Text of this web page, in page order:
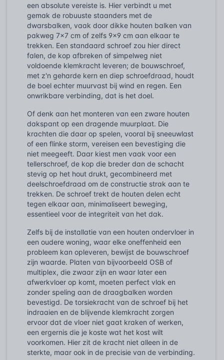
een absolute vereiste is. Hier verbindt u met
gemak de robuuste staanders met de
dwarsbalken, vaak door dikke houten balken van
pakweg 7x7 cm of zelfs 9x9 cm aan elkaar te
trekken. Een standaard schroef zou hier direct
falen, de kop afbreken of simpelweg niet
voldoende klemkracht leveren; de bouwschroef,
met z'n geharde kern en diep schroefdraad, houdt
de boel echter muurvast bij wind en regen. Een
onwrikbare verbinding, dat is het doel.
Of denk aan het monteren van een zware houten
dakspant op een dragende muurplaat. Die
krachten die daar op spelen, vooral bij sneeuwlast
of een flinke storm, vereisen een bevestiging die
niet meegeeft. Daar kiest men vaak voor een
tellerschroef, de kop die breder dan de schacht
stevig op het hout drukt, gecombineerd met
deelschroefdraad om de constructie strak aan te
trekken. De schroef trekt de houten delen echt
tegen elkaar aan, minimaliseert beweging,
essentieel voor de integriteit van het dak.
Zelfs bij de installatie van een houten ondervloer in
een oudere woning, waar elke oneffenheid een
probleem kan opleveren, bewijst de bouwschroef
zijn waarde. Platen van bijvoorbeeld OSB of
multiplex, die zwaar zijn en waar later een
afwerkvloer op komt, moeten perfect vlak en
zonder speling aan de draagbalken worden
bevestigd. De torsiekracht van de schroef bij het
indraaien en de blijvende klemkracht zorgen
ervoor dat de vloer niet gaat kraken of werken,
een ergernis die je koste wat het kost wilt
voorkomen. Hier zit de kracht niet alleen in de
sterkte, maar ook in de precisie van de verbinding.